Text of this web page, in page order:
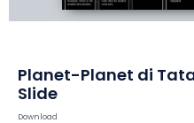
Planet-Planet di
Slide
Download